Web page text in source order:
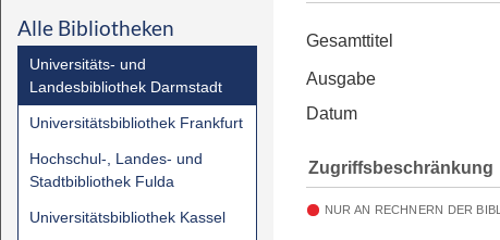
Alle Bibliotheken
Universitäts- und
Landesbibliothek Darmstadt
Universitätsbibliothek Frankfurt
Hochschul-, Landes- und
Stadtbibliothek Fulda
Universitätsbibliothek Kassel
Gesamttitel
Ausgabe
Datum
Zugriffsbeschränkung
NUR AN RECHNERN DER